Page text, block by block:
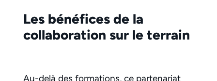
Les bénéfices de la
collaboration sur le terrain
Au-delà des formations, ce partenariat